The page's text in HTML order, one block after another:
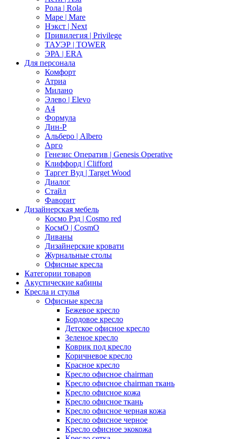
Рола | Rola
Маре | Mare
Нэкст | Next
Привилегия | Privilege
ТАУЭР | TOWER
ЭРА | ERA
Для персонала
Комфорт
Атриа
Милано
Элево | Elevo
А4
Формула
Дин-Р
Альберо | Albero
Арго
Генезис Оператив | Genesis Operative
Клиффорд | Clifford
Таргет Вуд | Target Wood
Диалог
Стайл
Фаворит
Дизайнерская мебель
Космо Рэд | Cosmo red
КосмО | CosmO
Диваны
Дизайнерские кровати
Журнальные столы
Офисные кресла
Категории товаров
Акустические кабины
Кресла и стулья
Офисные кресла
Бежевое кресло
Бордовое кресло
Детское офисное кресло
Зеленое кресло
Коврик под кресло
Коричневое кресло
Красное кресло
Кресло офисное chairman
Кресло офисное chairman ткань
Кресло офисное кожа
Кресло офисное ткань
Кресло офисное черная кожа
Кресло офисное черное
Кресло офисное экокожа